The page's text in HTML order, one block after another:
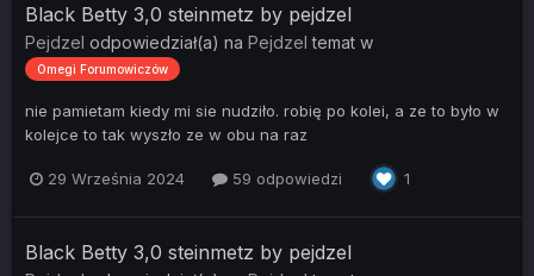
Black Betty 3,0 steinmetz by pejdzel
Pejdzel odpowiedział(a) na Pejdzel temat w
Omegi Forumowiczów
nie pamietam kiedy mi sie nudziło. robię po kolei, a ze to było w
kolejce to tak wyszło ze w obu na raz
29 Września 2024 59 odpowiedzi 1
Black Betty 3,0 steinmetz by pejdzel